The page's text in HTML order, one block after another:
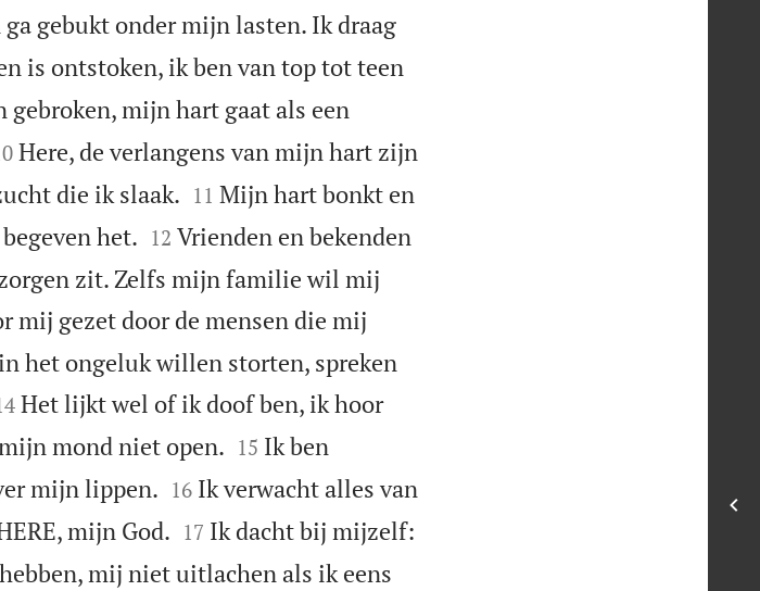
gebukt onder mijn lasten. Ik draag
is ontstoken, ik ben van top tot teen
mijn hart gaat als een
Here, de verlangens van mijn hart zijn
die ik slaak.
11 Mijn hart bonkt en
het.
12 Vrienden en bekenden
zit. Zelfs mijn familie wil mij
mij gezet door de mensen die mij
het ongeluk willen storten, spreken
Het lijkt wel of ik doof ben, ik hoor
mond niet open.
15 Ik ben
mijn lippen.
16 Ik verwacht alles van
mijn God.
17 Ik dacht bij mijzelf:
mij niet uitlachen als ik eens